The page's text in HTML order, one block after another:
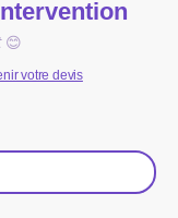
😊
votre devis